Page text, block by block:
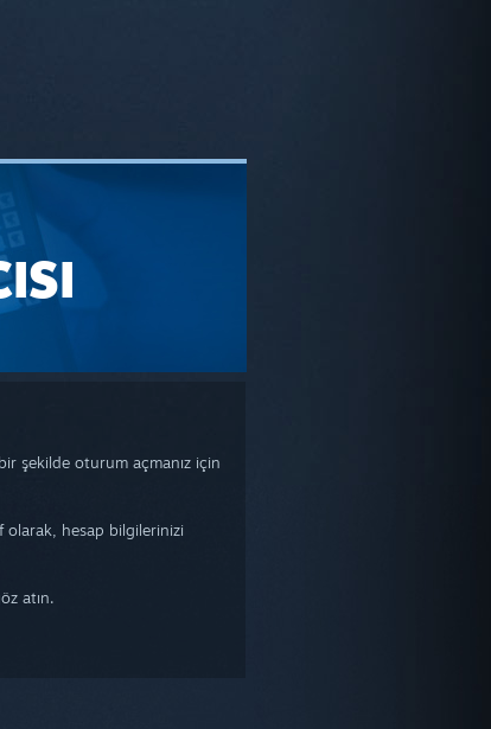
şekilde oturum açmanız için
olarak, hesap bilgilerinizi
atın.